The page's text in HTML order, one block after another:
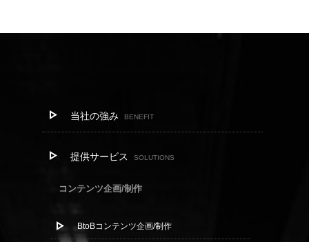
当社の強み BENEFIT
提供サービス SOLUTIONS
コンテンツ企画/制作
BtoBコンテンツ企画/制作